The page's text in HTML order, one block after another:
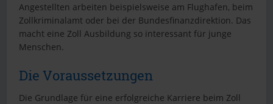
Angestellten arbeiten beispielsweise am Flughafen, beim
Zollkriminalamt oder bei der Bundesfinanzdirektion. Das
macht eine Zoll Ausbildung so interessant für junge
Menschen.
Die Voraussetzungen
Die Grundlage für eine erfolgreiche Karriere beim Zoll